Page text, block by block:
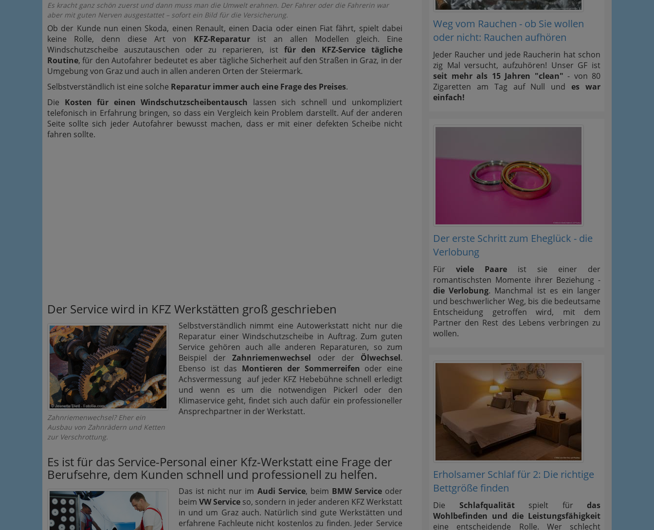
Es kracht ganz schön zuerst und dann muss man die Umwelt erahnen. Der Fahrer oder die Fahrerin war
aber mit guten Nerven ausgestattet – sofort ein Bild für die Versicherung.
Ob der Kunde nun einen Skoda, einen Renault, einen Dacia oder einen Fiat fährt, spielt dabei
keine Rolle, denn diese Art von KFZ-Reparatur ist an allen Modellen gleich. Eine
Windschutzscheibe auszutauschen oder zu reparieren, ist für den KFZ-Service tägliche
Routine, für den Autofahrer bedeutet es aber tägliche Sicherheit auf den Straßen in Graz, in der
Umgebung von Graz und auch in allen anderen Orten der Steiermark.
Selbstverständlich ist eine solche Reparatur immer auch eine Frage des Preises.
Die Kosten für einen Windschutzscheibentausch lassen sich schnell und unkompliziert
telefonisch in Erfahrung bringen, so dass ein Vergleich kein Problem darstellt. Auf der anderen
Seite sollte sich jeder Autofahrer bewusst machen, dass er mit einer defekten Scheibe nicht
fahren sollte.
Der Service wird in KFZ Werkstätten groß geschrieben
Zahnriemenwechsel? Eher ein
Ausbau von Zahnrädern und Ketten
zur Verschrottung.
Selbstverständlich nimmt eine Autowerkstatt nicht nur die
Reparatur einer Windschutzscheibe in Auftrag. Zum guten
Service gehören auch alle anderen Reparaturen, so zum
Beispiel derZahnriemenwechsel oder der Ölwechsel.
Ebenso ist das Montieren der Sommerreifen oder eine
Achsvermessung auf jeder KFZ Hebebühne schnell erledigt
und wenn es um die notwendigen Pickerl oder den
Klimaservice geht, findet sich auch dafür ein professioneller
Ansprechpartner in der Werkstatt.
Es ist für das Service-Personal einer Kfz-Werkstatt eine Frage der
Berufsehre, dem Kunden schnell und professionell zu helfen.
Das ist nicht nur im Audi Service, beim BMW Serviceoder
beimVW Service so, sondern in jeder anderen KFZ Werkstatt
in und um Graz auch. Natürlich sind gute Werkstätten und
erfahrene Fachleute nicht kostenlos zu finden. Jeder Service
Weg vom Rauchen - ob Sie wollen
oder nicht: Rauchen aufhören
Jeder Raucher und jede Raucherin hat schon
zig Mal versucht, aufzuhören! Unser GF ist
seit mehr als 15 Jahren "clean" - von 80
Zigaretten am Tag auf Null undes war
einfach!
Der erste Schritt zum Eheglück - die
Verlobung
Für viele Paare ist sie einer der
romantischsten Momente ihrer Beziehung -
die Verlobung. Manchmal ist es ein langer
und beschwerlicher Weg, bis die bedeutsame
Entscheidung getroffen wird, mit dem
Partner den Rest des Lebens verbringen zu
wollen.
Erholsamer Schlaf für 2: Die richtige
Bettgröße finden
Die Schlafqualitätspielt für das
Wohlbefinden und die Leistungsfähigkeit
eine entscheidende Rolle. Wer schlecht